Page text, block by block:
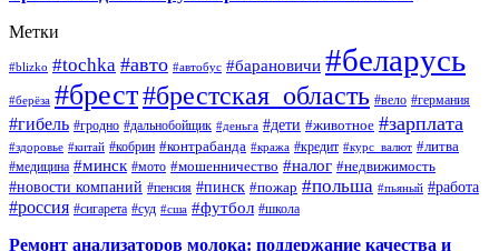
Метки
#blizko #tochka #авто #автобус #барановичи #беларусь
#берёза #брест#брестская_область #вело #германия
#гибель #гродно #дальнобойщик #деньга #дети #животное #зарплата
#здоровье #китай #кобрин #контрабанда #кража #кредит #курс_валют #литва
#медицина #минск #мото #мошенничество #налог #недвижимость
#новости компаний #пенсия #пинск #пожар #польша #пьяный #работа
#россия #сигарета #суд #сша #футбол #школа
Ремонт анализаторов молока: поддержание качества и